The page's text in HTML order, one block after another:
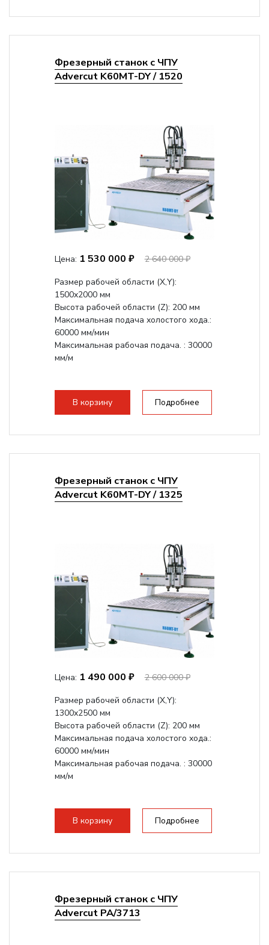
Фрезерный станок с ЧПУ
Advercut K60MT-DY / 1520
Цена: 1 530 000 ₽
2 640 000 ₽
Размер рабочей области (Х,Y):
1500x2000 мм
Высота рабочей области (Z): 200 мм
Максимальная подача холостого хода.:
60000 мм/мин
Максимальная рабочая подача. : 30000
мм/м
В корзину Подробнее
Фрезерный станок с ЧПУ
Advercut K60MT-DY / 1325
Цена: 1 490 000 ₽
2 600 000 ₽
Размер рабочей области (Х,Y):
1300x2500 мм
Высота рабочей области (Z): 200 мм
Максимальная подача холостого хода.:
60000 мм/мин
Максимальная рабочая подача. : 30000
мм/м
В корзину Подробнее
Фрезерный станок с ЧПУ
Advercut PA/3713